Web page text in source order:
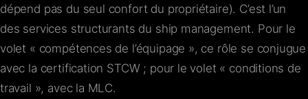
dépend pas du seul confort du propriétaire). C’est l’un
des services structurants du ship management. Pour le
volet « compétences de l’équipage », ce rôle se conjugue
avec la certification STCW ; pour le volet « conditions de
travail », avec la MLC.